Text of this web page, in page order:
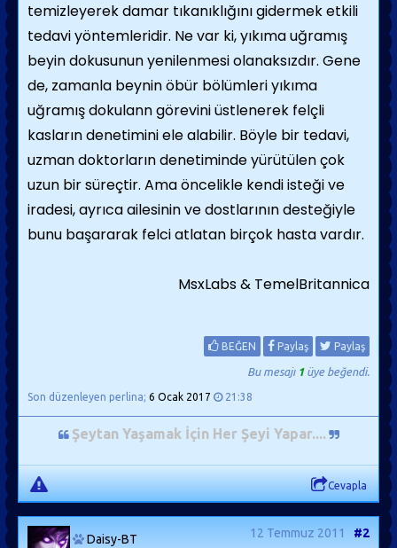
temizleyerek damar tıkanıklı­ğını gidermek etkili
tedavi yöntemleridir. Ne var ki, yıkıma uğramış
beyin dokusunun yenilenmesi olanaksızdır. Gene
de, zamanla beynin öbür bölümleri yıkıma
uğramış doku­lann görevini üstlenerek felçli
kasların denetimini ele alabilir. Böyle bir tedavi,
uzman doktorların denetiminde yürütülen çok
uzun bir süreçtir. Ama öncelikle kendi isteği ve
iradesi, ayrıca ailesinin ve dostlarının desteğiyle
bunu başararak felci atlatan birçok hasta vardır.
MsxLabs & TemelBritannica
BEĞEN Paylaş Paylaş
Bu mesajı 1üye beğendi.
Son düzenleyen perlina; 6 Ocak 2017 21:38
Şeytan Yaşamak İçin Her Şeyi Yapar....
Cevapla
Daisy-BT 12 Temmuz 2011 #2